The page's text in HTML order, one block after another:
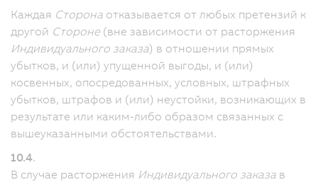
Каждая Сторона отказывается от любых претензий к
другой Стороне (вне зависимости от расторжения
Индивидуального заказа) в отношении прямых
убытков, и (или) упущенной выгоды, и (или)
косвенных, опосредованных, условных, штрафных
убытков, штрафов и (или) неустойки, возникающих в
результате или каким-либо образом связанных с
вышеуказанными обстоятельствами.
10.4.
В случае расторжения Индивидуального заказа в